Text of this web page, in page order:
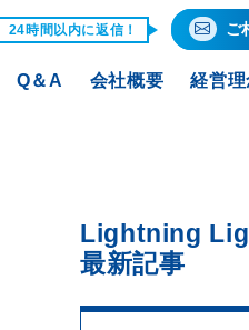
24時間以内に返信！ ご
Q＆A 会社概要 経営
Lightning
最新記事